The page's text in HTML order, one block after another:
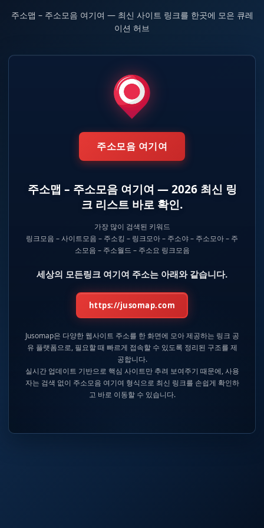
컨
텐
건
너
뛰
주소맵 – 주소모음 여기여 — 최신 사이트 링크를 한곳에 모은 큐레
이션 허브
주소모음 여기여
주소맵 – 주소모음 여기여 — 2026 최신 링
크 리스트 바로 확인.
가장 많이 검색된 키워드
링크모음 – 사이트모음 – 주소킹 – 링크모아 – 주소야 – 주소모아 – 주
소모음 – 주소월드 – 주소요 링크모음
세상의 모든링크 여기여 주소는 아래와 같습니다.
https://jusomap.com
Jusomap은 다양한 웹사이트 주소를 한 화면에 모아 제공하는 링크 공
유 플랫폼으로, 필요할 때 빠르게 접속할 수 있도록 정리된 구조를 제
공합니다.
실시간 업데이트 기반으로 핵심 사이트만 추려 보여주기 때문에, 사용
자는 검색 없이 주소모음 여기여 형식으로 최신 링크를 손쉽게 확인하
고 바로 이동할 수 있습니다.